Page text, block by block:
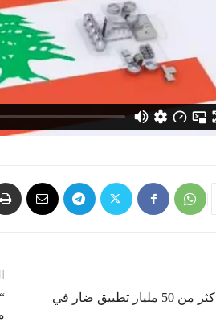
“غوغل” فحصت اكثر من 50 مليار تطبيق ضار في